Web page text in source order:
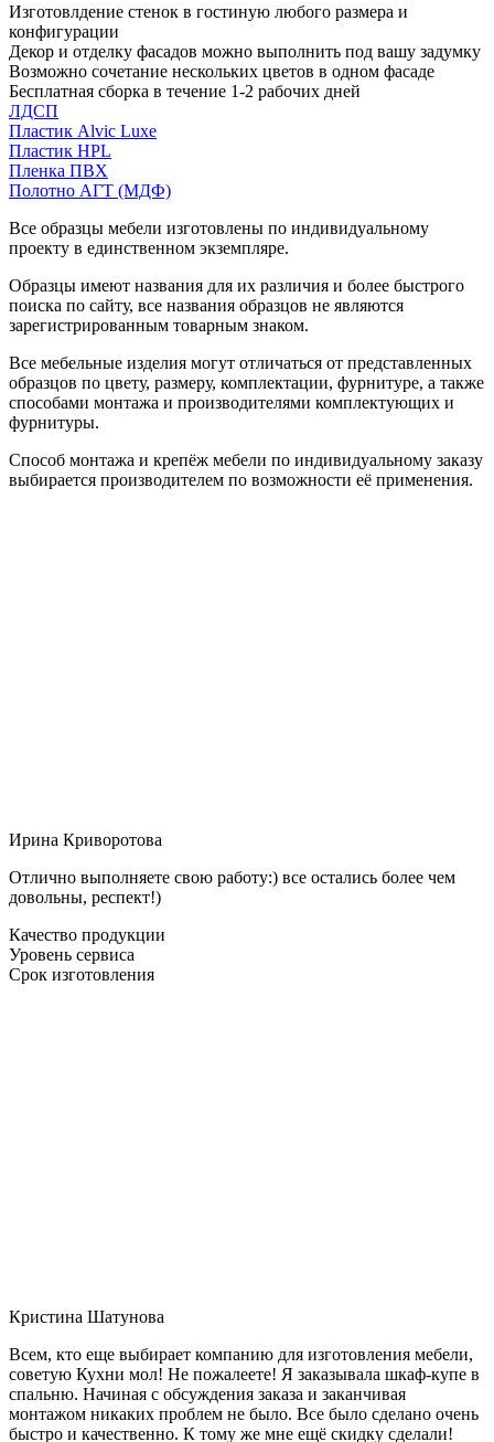
Изготовлдение стенок в гостиную любого размера и
конфигурации
Декор и отделку фасадов можно выполнить под вашу задумку
Возможно сочетание нескольких цветов в одном фасаде
Бесплатная сборка в течение 1-2 рабочих дней
ЛДСП
Пластик Alvic Luxe
Пластик HPL
Пленка ПВХ
Полотно АГТ (МДФ)
Все образцы мебели изготовлены по индивидуальному
проекту в единственном экземпляре.
Образцы имеют названия для их различия и более быстрого
поиска по сайту, все названия образцов не являются
зарегистрированным товарным знаком.
Все мебельные изделия могут отличаться от представленных
образцов по цвету, размеру, комплектации, фурнитуре, а также
способами монтажа и производителями комплектующих и
фурнитуры.
Способ монтажа и крепёж мебели по индивидуальному заказу
выбирается производителем по возможности её применения.
Ирина Криворотова
Отлично выполняете свою работу:) все остались более чем
довольны, респект!)
Качество продукции
Уровень сервиса
Срок изготовления
Кристина Шатунова
Всем, кто еще выбирает компанию для изготовления мебели,
советую Кухни мол! Не пожалеете! Я заказывала шкаф-купе в
спальню. Начиная с обсуждения заказа и заканчивая
монтажом никаких проблем не было. Все было сделано очень
быстро и качественно. К тому же мне ещё скидку сделали!